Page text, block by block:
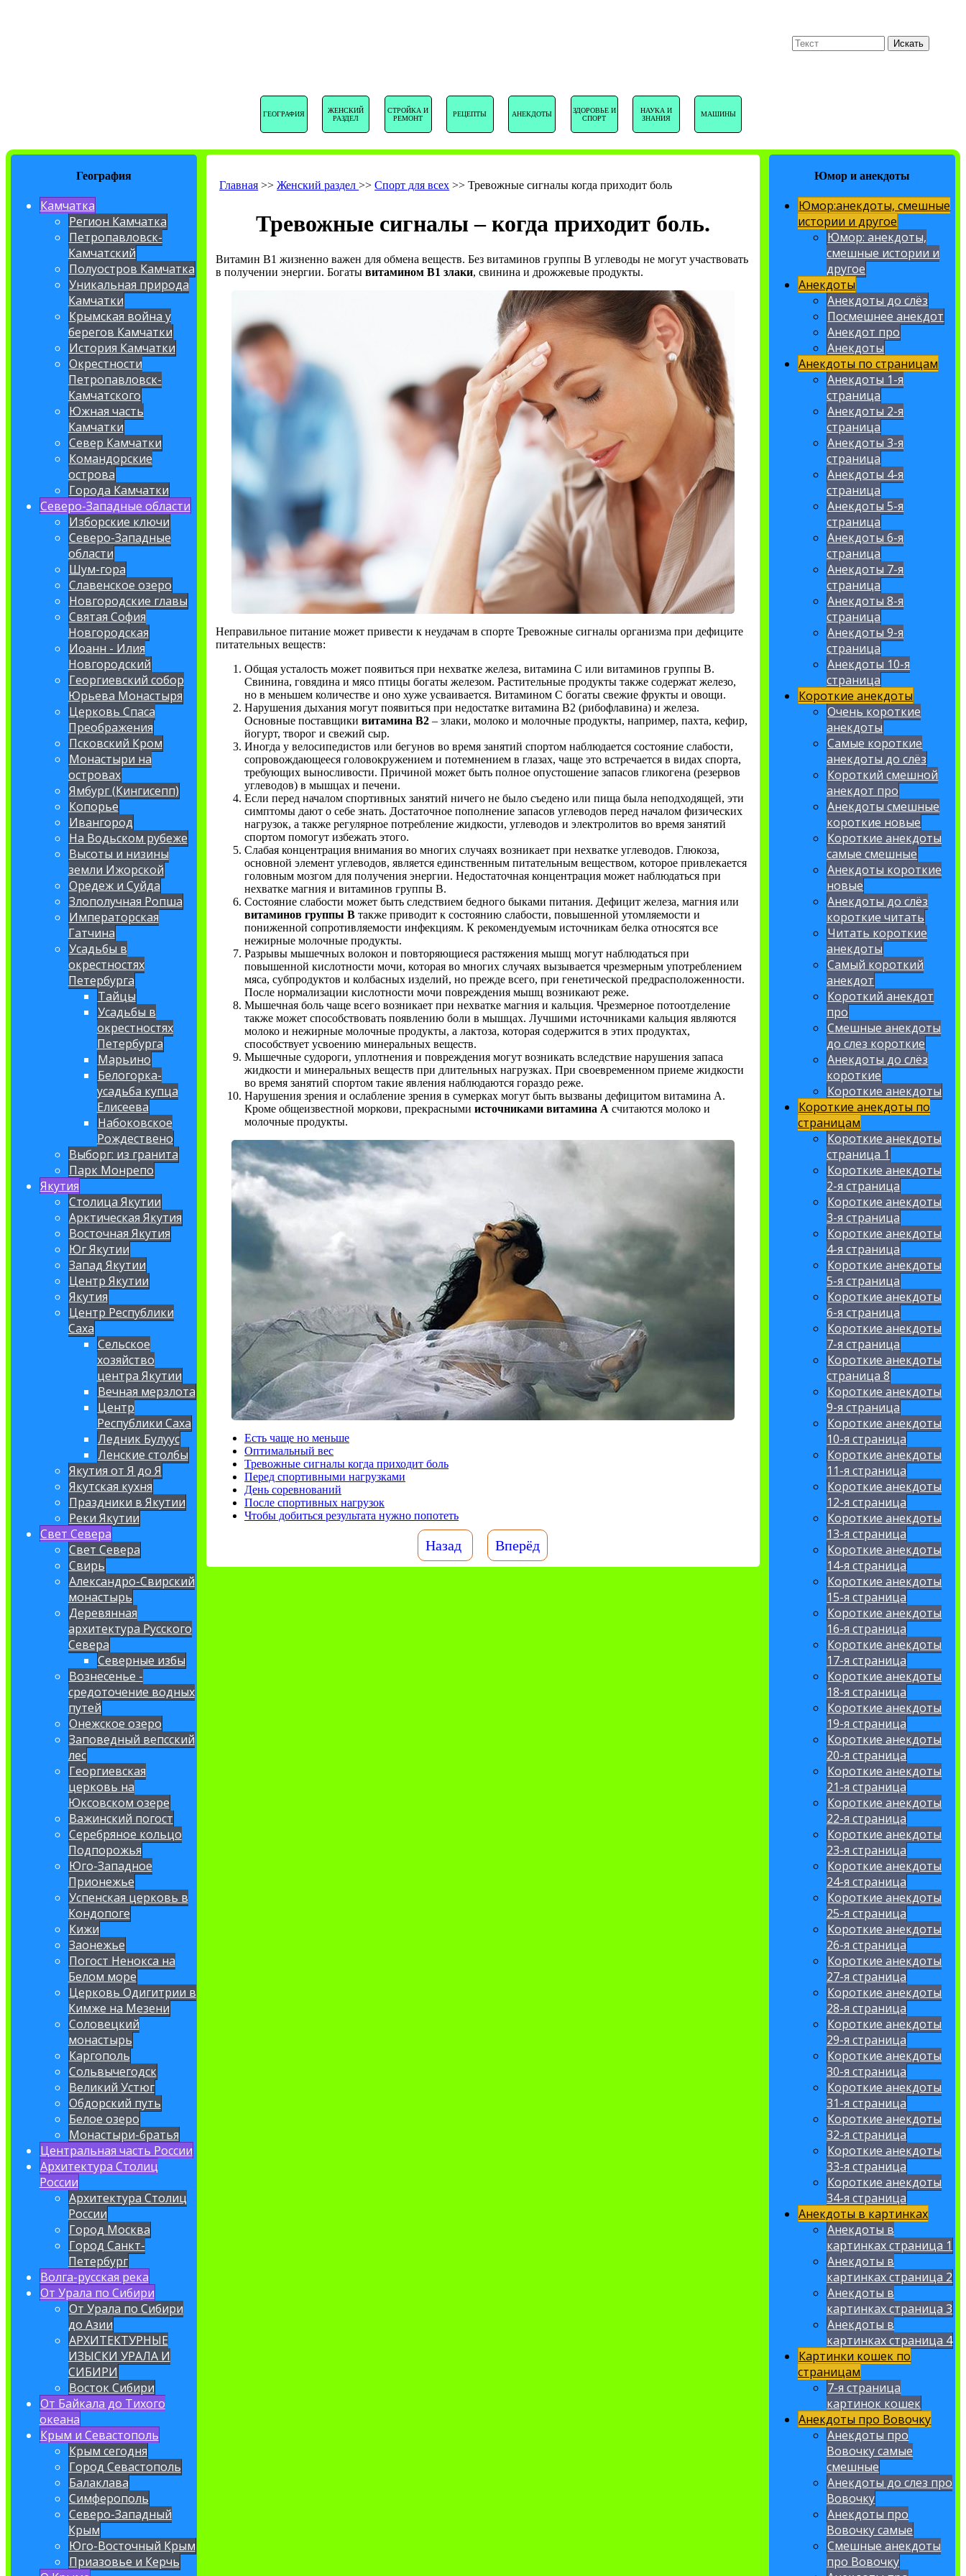
ГЕОГРАФИЯ
ЖЕНСКИЙ
РАЗДЕЛ
СТРОЙКА И
РЕМОНТ
РЕЦЕПТЫ АНЕКДОТЫ
ЗДОРОВЬЕ И
СПОРТ
НАУКА И
ЗНАНИЯ
МАШИНЫ
Искать
География
Камчатка
Регион Камчатка
Петропавловск-
Камчатский
Полуостров Камчатка
Уникальная природа
Камчатки
Крымская война у
берегов Камчатки
История Камчатки
Окрестности
Петропавловск-
Камчатского
Южная часть
Камчатки
Север Камчатки
Командорские
острова
Города Камчатки
Северо-Западные области
Изборские ключи
Северо-Западные
области
Шум-гора
Славенское озеро
Новгородские главы
Святая София
Новгородская
Иоанн - Илия
Новгородский
Георгиевский собор
Юрьева Монастыря
Церковь Спаса
Преображения
Псковский Кром
Монастыри на
островах
Ямбург (Кингисепп)
Копорье
Ивангород
На Водьском рубеже
Высоты и низины
земли Ижорской
Оредеж и Суйда
Злополучная Ропша
Императорская
Гатчина
Усадьбы в
окрестностях
Петербурга
Тайцы
Усадьбы в
окрестностях
Петербурга
Марьино
Белогорка-
усадьба купца
Елисеева
Набоковское
Рождествено
Выборг: из гранита
Парк Монрепо
Якутия
Столица Якутии
Арктическая Якутия
Восточная Якутия
Юг Якутии
Запад Якутии
Центр Якутии
Якутия
Центр Республики
Саха
Сельское
хозяйство
центра Якутии
Вечная мерзлота
Центр
Республики Саха
Ледник Булуус
Ленские столбы
Якутия от Я до Я
Якутская кухня
Праздники в Якутии
Реки Якутии
Свет Севера
Свет Севера
Свирь
Александро-Свирский
монастырь
Деревянная
архитектура Русского
Севера
Северные избы
Вознесенье -
средоточение водных
путей
Онежское озеро
Заповедный вепсский
лес
Георгиевская
церковь на
Юксовском озере
Важинский погост
Серебряное кольцо
Подпорожья
Юго-Западное
Прионежье
Успенская церковь в
Кондопоге
Кижи
Заонежье
Погост Ненокса на
Белом море
Церковь Одигитрии в
Кимже на Мезени
Соловецкий
монастырь
Каргополь
Сольвычегодск
Великий Устюг
Обдорский путь
Белое озеро
Монастыри-братья
Центральная часть России
Архитектура Столиц
России
Архитектура Столиц
России
Город Москва
Город Санкт-
Петербург
Волга-русская река
От Урала по Сибири
От Урала по Сибири
до Азии
АРХИТЕКТУРНЫЕ
ИЗЫСКИ УРАЛА И
СИБИРИ
Восток Сибири
От Байкала до Тихого
океана
Крым и Севастополь
Крым сегодня
Город Севастополь
Балаклава
Симферополь
Северо-Западный
Крым
Юго-Восточный Крым
Приазовье и Керчь
Главная >>Женский раздел>>Спорт для всех >>Тревожные сигналы когда приходит боль
Тревожные сигналы – когда приходит боль.
Витамин В1 жизненно важен для обмена веществ. Без витаминов группы В углеводы не могут участвовать
в получении энергии. Богатывитамином В1 злаки, свинина и дрожжевые продукты.
Неправильное питание может привести к неудачам в спорте Тревожные сигналы организма при дефиците
питательных веществ:
Общая усталость может появиться при нехватке железа, витамина С или витаминов группы В.
Свинина, говядина и мясо птицы богаты железом. Растительные продукты также содержат железо,
но в меньшем количестве и оно хуже усваивается. Витамином С богаты свежие фрукты и овощи.
Нарушения дыхания могут появиться при недостатке витамина В2 (рибофлавина) и железа.
Основные поставщикивитамина В2 – злаки, молоко и молочные продукты, например, пахта, кефир,
йогурт, творог и свежий сыр.
Иногда у велосипедистов или бегунов во время занятий спортом наблюдается состояние слабости,
сопровождающееся головокружением и потемнением в глазах, чаще это встречается в видах спорта,
требующих выносливости. Причиной может быть полное опустошение запасов гликогена (резервов
углеводов) в мышцах и печени.
Если перед началом спортивных занятий ничего не было съедено или пища была неподходящей, эти
симптомы дают о себе знать. Достаточное пополнение запасов углеводов перед началом физических
нагрузок, а также регулярное потребление жидкости, углеводов и электролитов во время занятий
спортом помогут избежать этого.
Слабая концентрация внимания во многих случаях возникает при нехватке углеводов. Глюкоза,
основной элемент углеводов, является единственным питательным веществом, которое привлекается
головным мозгом для получения энергии. Недостаточная концентрация может наблюдаться при
нехватке магния и витаминов группы В.
Состояние слабости может быть следствием бедного быками питания. Дефицит железа, магния или
витаминов группы В также приводит к состоянию слабости, повышенной утомляемости и
пониженной сопротивляемости инфекциям. К рекомендуемым источникам белка относятся все
нежирные молочные продукты.
Разрывы мышечных волокон и повторяющиеся растяжения мышц могут наблюдаться при
повышенной кислотности мочи, которая во многих случаях вызывается чрезмерным употреблением
мяса, субпродуктов и колбасных изделий, но прежде всего, при генетической предрасположенности.
После нормализации кислотности мочи повреждения мышц возникают реже.
Мышечная боль чаще всего возникает при нехватке магния и кальция. Чрезмерное потоотделение
также может способствовать появлению боли в мышцах. Лучшими источниками кальция являются
молоко и нежирные молочные продукты, а лактоза, которая содержится в этих продуктах,
способствует усвоению минеральных веществ.
Мышечные судороги, уплотнения и повреждения могут возникать вследствие нарушения запаса
жидкости и минеральных веществ при длительных нагрузках. При своевременном приеме жидкости
во время занятий спортом такие явления наблюдаются гораздо реже.
Нарушения зрения и ослабление зрения в сумерках могут быть вызваны дефицитом витамина А.
Кроме общеизвестной моркови, прекраснымиисточниками витамина А считаются молоко и
молочные продукты.
Есть чаще но меньше
Оптимальный вес
Тревожные сигналы когда приходит боль
Перед спортивными нагрузками
День соревнований
После спортивных нагрузок
Чтобы добиться результата нужно попотеть
Назад Вперёд
Юмор и анекдоты
Юмор:анекдоты, смешные
истории и другое
Юмор: анекдоты,
смешные истории и
другое
Анекдоты
Анекдоты до слёз
Посмешнее анекдот
Анекдот про
Анекдоты
Анекдоты по страницам
Анекдоты 1-я
страница
Анекдоты 2-я
страница
Анекдоты 3-я
страница
Анекдоты 4-я
страница
Анекдоты 5-я
страница
Анекдоты 6-я
страница
Анекдоты 7-я
страница
Анекдоты 8-я
страница
Анекдоты 9-я
страница
Анекдоты 10-я
страница
Короткие анекдоты
Очень короткие
анекдоты
Самые короткие
анекдоты до слёз
Короткий смешной
анекдот про
Анекдоты смешные
короткие новые
Короткие анекдоты
самые смешные
Анекдоты короткие
новые
Анекдоты до слёз
короткие читать
Читать короткие
анекдоты
Самый короткий
анекдот
Короткий анекдот
про
Смешные анекдоты
до слез короткие
Анекдоты до слёз
короткие
Короткие анекдоты
Короткие анекдоты по
страницам
Короткие анекдоты
страница 1
Короткие анекдоты
2-я страница
Короткие анекдоты
3-я страница
Короткие анекдоты
4-я страница
Короткие анекдоты
5-я страница
Короткие анекдоты
6-я страница
Короткие анекдоты
7-я страница
Короткие анекдоты
страница 8
Короткие анекдоты
9-я страница
Короткие анекдоты
10-я страница
Короткие анекдоты
11-я страница
Короткие анекдоты
12-я страница
Короткие анекдоты
13-я страница
Короткие анекдоты
14-я страница
Короткие анекдоты
15-я страница
Короткие анекдоты
16-я страница
Короткие анекдоты
17-я страница
Короткие анекдоты
18-я страница
Короткие анекдоты
19-я страница
Короткие анекдоты
20-я страница
Короткие анекдоты
21-я страница
Короткие анекдоты
22-я страница
Короткие анекдоты
23-я страница
Короткие анекдоты
24-я страница
Короткие анекдоты
25-я страница
Короткие анекдоты
26-я страница
Короткие анекдоты
27-я страница
Короткие анекдоты
28-я страница
Короткие анекдоты
29-я страница
Короткие анекдоты
30-я страница
Короткие анекдоты
31-я страница
Короткие анекдоты
32-я страница
Короткие анекдоты
33-я страница
Короткие анекдоты
34-я страница
Анекдоты в картинках
Анекдоты в
картинках страница 1
Анекдоты в
картинках страница 2
Анекдоты в
картинках страница 3
Анекдоты в
картинках страница 4
Картинки кошек по
страницам
7-я страница
картинок кошек
Анекдоты про Вовочку
Анекдоты про
Вовочку самые
смешные
Анекдоты до слез про
Вовочку
Анекдоты про
Вовочку самые
Смешные анекдоты
про Вовочку